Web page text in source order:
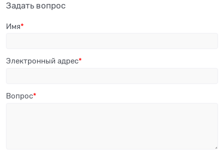
Задать вопрос
Имя
Электронный адрес
Вопрос